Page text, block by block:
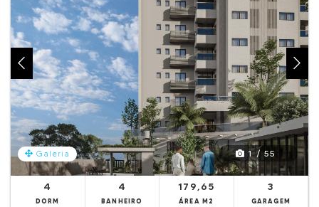
Galeria 1 / 55
4
DORM
4
BANHEIRO
179,65
ÁREA M2
3
GARAGEM